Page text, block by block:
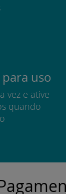
uso
vez e ative
quando